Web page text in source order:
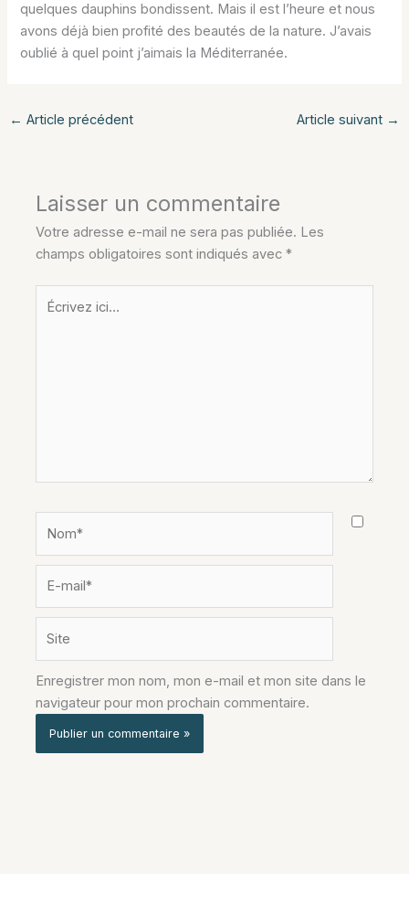
quelques dauphins bondissent. Mais il est l’heure et nous
avons déjà bien profité des beautés de la nature. J’avais
oublié à quel point j’aimais la Méditerranée.
← Article précédent Article suivant →
Laisser un commentaire
Votre adresse e-mail ne sera pas publiée. Les
champs obligatoires sont indiqués avec*
Écrivez
ici…
Enregistrer mon nom, mon e-mail et mon site dans le
navigateur pour mon prochain commentaire.